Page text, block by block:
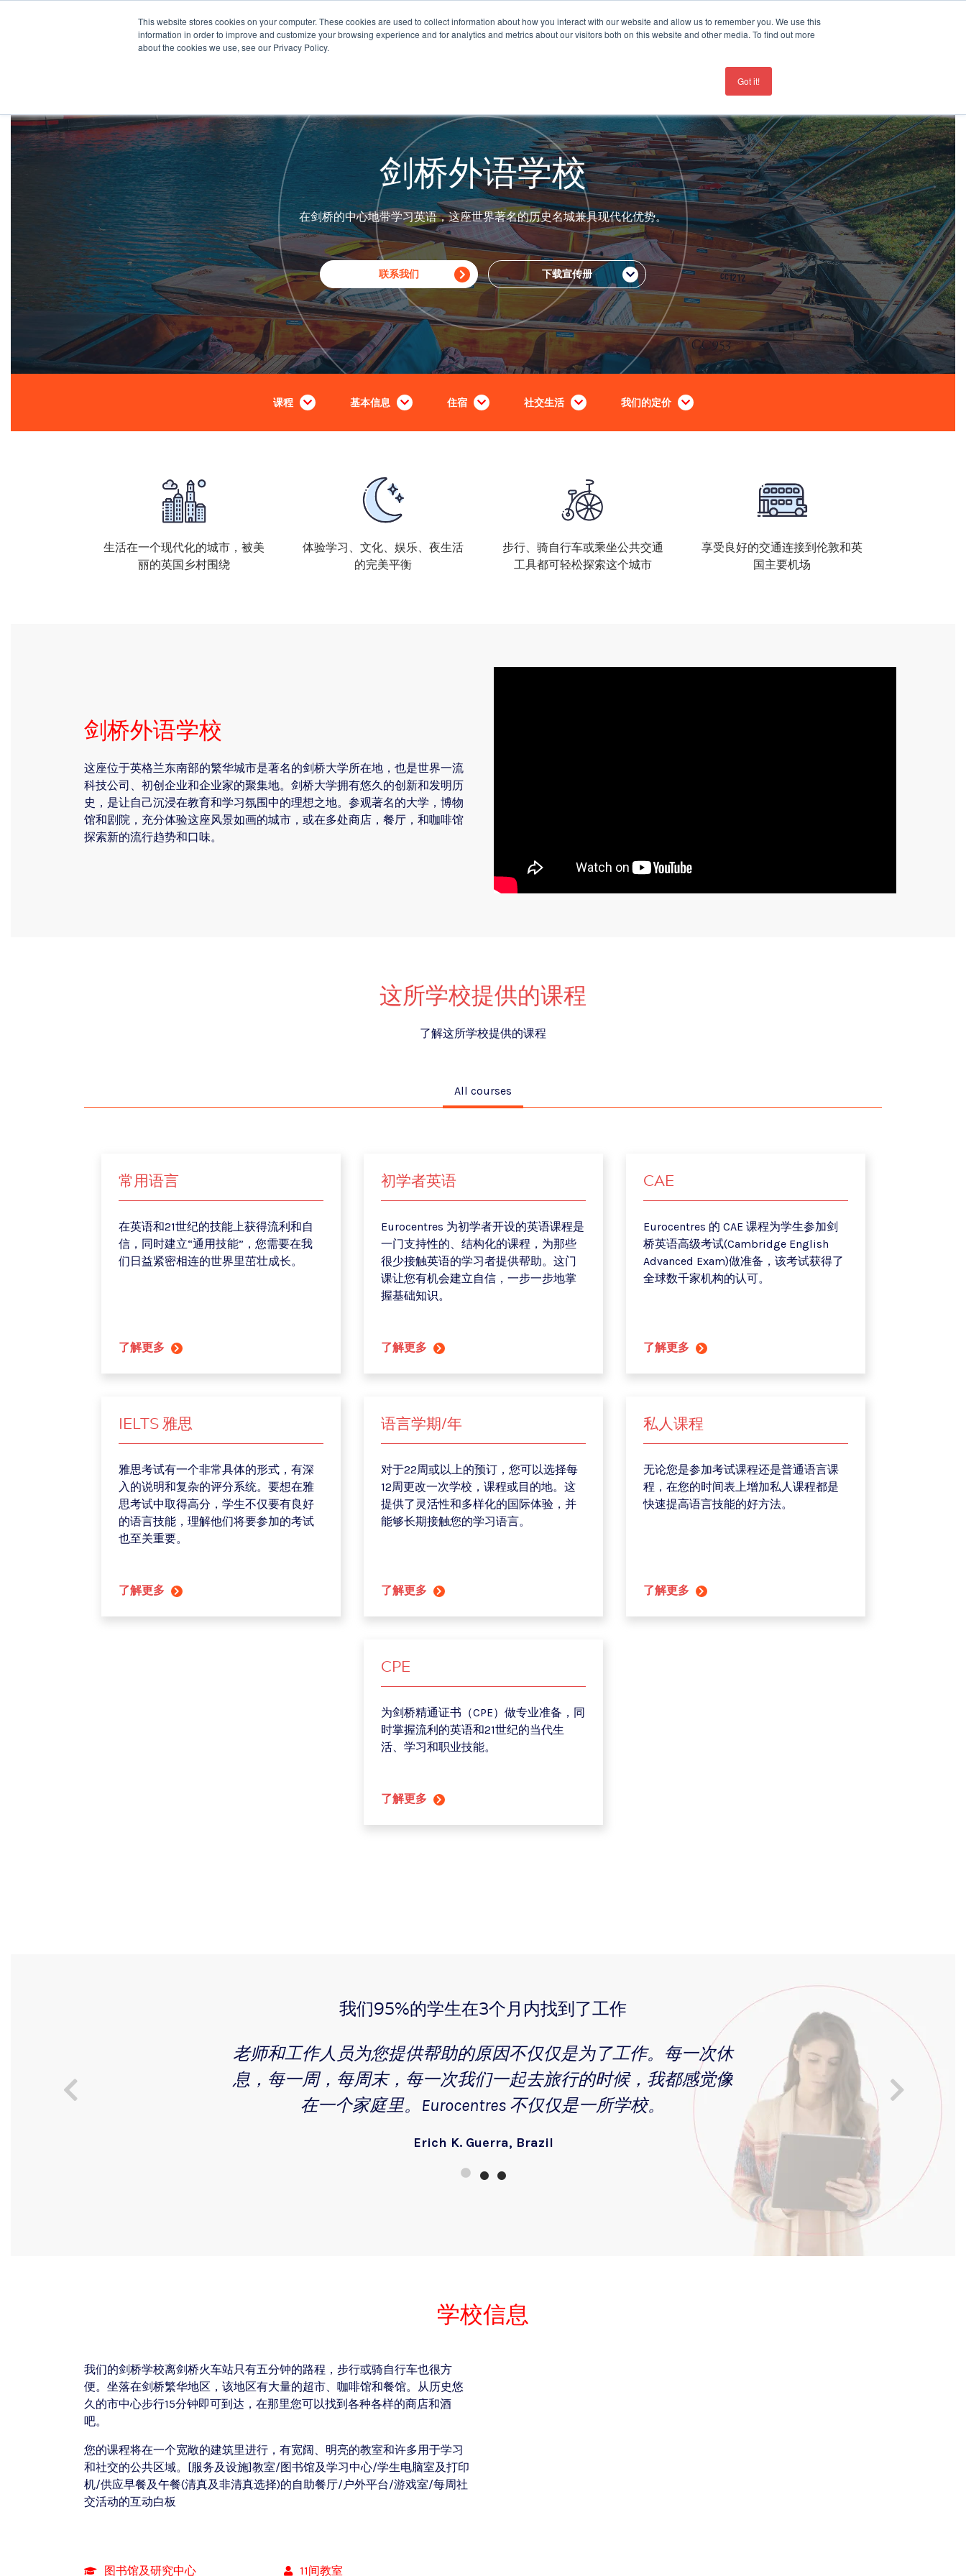
This website stores cookies on your computer. These cookies are used to collect information about how you interact with our website and allow us to remember you. We use this
information in order to improve and customize your browsing experience and for analytics and metrics about our visitors both on this website and other media. To find out more
about the cookies we use, see our Privacy Policy.
Got it!
找到您的学校 我们的课程 商业合作伙伴 Eurocentres Online COVID-19 联系我们
剑桥外语学校
在剑桥的中心地带学习英语，这座世界著名的历史名城兼具现代化优势。
联系我们 下载宣传册
课程 基本信息 住宿 社交生活 我们的定价
生活在一个现代化的城市，被美
丽的英国乡村围绕
体验学习、文化、娱乐、夜生活
的完美平衡
步行、骑自行车或乘坐公共交通
工具都可轻松探索这个城市
享受良好的交通连接到伦敦和英
国主要机场
剑桥外语学校
这座位于英格兰东南部的繁华城市是著名的剑桥大学所在地，也是世界一流
科技公司、初创企业和企业家的聚集地。剑桥大学拥有悠久的创新和发明历
史，是让自己沉浸在教育和学习氛围中的理想之地。参观著名的大学，博物
馆和剧院，充分体验这座风景如画的城市，或在多处商店，餐厅，和咖啡馆
探索新的流行趋势和口味。
这所学校提供的课程
了解这所学校提供的课程
All courses
常用语言
在英语和21世纪的技能上获得流利和自
信，同时建立“通用技能”，您需要在我
们日益紧密相连的世界里茁壮成长。
了解更多
初学者英语
Eurocentres 为初学者开设的英语课程是
一门支持性的、结构化的课程，为那些
很少接触英语的学习者提供帮助。这门
课让您有机会建立自信，一步一步地掌
握基础知识。
了解更多
CAE
Eurocentres 的 CAE 课程为学生参加剑
桥英语高级考试(Cambridge English
Advanced Exam)做准备，该考试获得了
全球数千家机构的认可。
了解更多
IELTS 雅思
雅思考试有一个非常具体的形式，有深
入的说明和复杂的评分系统。要想在雅
思考试中取得高分，学生不仅要有良好
的语言技能，理解他们将要参加的考试
也至关重要。
了解更多
语言学期/年
对于22周或以上的预订，您可以选择每
12周更改一次学校，课程或目的地。这
提供了灵活性和多样化的国际体验，并
能够长期接触您的学习语言。
了解更多
私人课程
无论您是参加考试课程还是普通语言课
程，在您的时间表上增加私人课程都是
快速提高语言技能的好方法。
了解更多
CPE
为剑桥精通证书（CPE）做专业准备，同
时掌握流利的英语和21世纪的当代生
活、学习和职业技能。
了解更多
我们95%的学生在3个月内找到了工作
老师和工作人员为您提供帮助的原因不仅仅是为了工作。每一次休
息，每一周，每周末，每一次我们一起去旅行的时候，我都感觉像
在一个家庭里。Eurocentres 不仅仅是一所学校。
Erich K. Guerra, Brazil
学校信息
我们的剑桥学校离剑桥火车站只有五分钟的路程，步行或骑自行车也很方
便。坐落在剑桥繁华地区，该地区有大量的超市、咖啡馆和餐馆。从历史悠
久的市中心步行15分钟即可到达，在那里您可以找到各种各样的商店和酒
吧。
您的课程将在一个宽敞的建筑里进行，有宽阔、明亮的教室和许多用于学习
和社交的公共区域。[服务及设施]教室/图书馆及学习中心/学生电脑室及打印
机/供应早餐及午餐(清真及非清真选择)的自助餐厅/户外平台/游戏室/每周社
交活动的互动白板
图书馆及研究中心 11间教室